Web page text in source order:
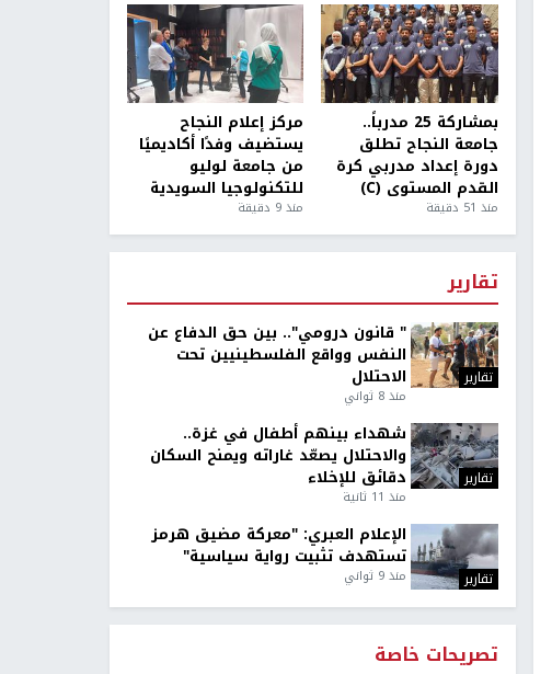
بمشاركة 25 مدرباً..
جامعة النجاح تطلق
دورة إعداد مدربي كرة
القدم المستوى (C)
منذ 51 دقيقة
مركز إعلام النجاح
يستضيف وفدًا أكاديميًا
من جامعة لوليو
للتكنولوجيا السويدية
منذ 9 دقيقة
تقارير
تقارير
" قانون درومي".. بين حق الدفاع عن
النفس وواقع الفلسطينيين تحت
الاحتلال
منذ 8 ثواني
تقارير
شهداء بينهم أطفال في غزة..
والاحتلال يصعّد غاراته ويمنح السكان
دقائق للإخلاء
منذ 11 ثانية
تقارير
الإعلام العبري: "معركة مضيق هرمز
تستهدف تثبيت رواية سياسية"
منذ 9 ثواني
تصريحات خاصة